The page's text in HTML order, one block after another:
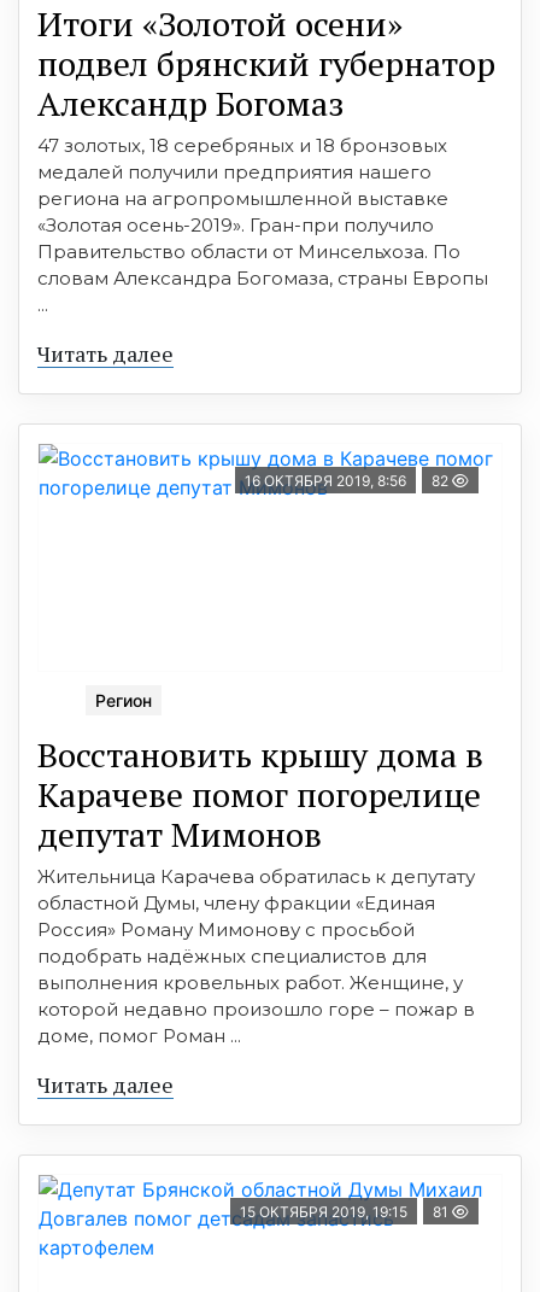
Итоги «Золотой осени»
подвел брянский губернатор
Александр Богомаз
47 золотых, 18 серебряных и 18 бронзовых
медалей получили предприятия нашего
региона на агропромышленной выставке
«Золотая осень-2019». Гран-при получило
Правительство области от Минсельхоза. По
словам Александра Богомаза, страны Европы
...
Читать далее
16 ОКТЯБРЯ 2019, 8:56 82
Регион
Восстановить крышу дома в
Карачеве помог погорелице
депутат Мимонов
Жительница Карачева обратилась к депутату
областной Думы, члену фракции «Единая
Россия» Роману Мимонову с просьбой
подобрать надёжных специалистов для
выполнения кровельных работ. Женщине, у
которой недавно произошло горе – пожар в
доме, помог Роман ...
Читать далее
15 ОКТЯБРЯ 2019, 19:15 81